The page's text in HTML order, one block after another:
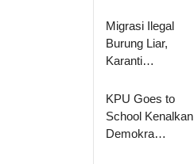
Migrasi Ilegal
Burung Liar,
Karanti…
KPU Goes to
School Kenalkan
Demokra…